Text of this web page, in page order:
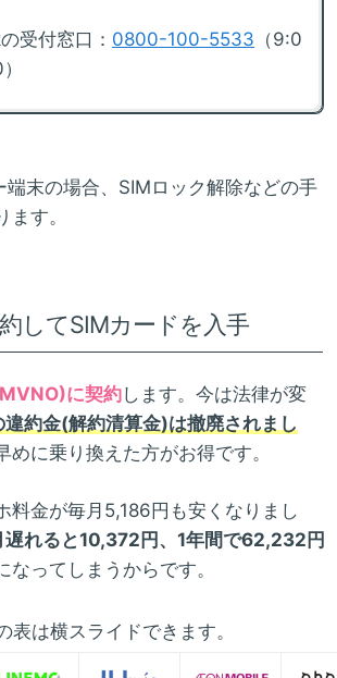
受付窓口： 0800-100-5533 （9:0
端末の場合、SIMロック解除などの手
す。
してSIMカードを入手
に契約します。今は法律が変
約金(解約清算金)は撤廃されまし
めに乗り換えた方がお得です。
料金が毎月5,186円も安くなりまし
遅れると10,372円、1年間で62,232円
なってしまうからです。
表は横スライドできます。